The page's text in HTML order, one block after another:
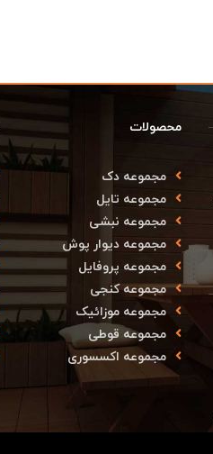
محصولات
مجموعه دک
مجموعه تایل
مجموعه نبشی
مجموعه دیوار پوش
مجموعه پروفایل
مجموعه کنجی
مجموعه موزائیک
مجموعه قوطی
مجموعه اکسسوری